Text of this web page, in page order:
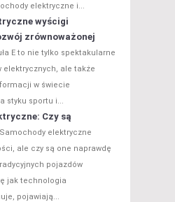
elektryczne i...
wyścigi
zrównoważonej
E to nie tylko spektakularne
elektrycznych, ale także
w świecie
styku sportu i...
Czy są
Samochody elektryczne
ale czy są one naprawdę
pojazdów
jak technologia
pojawiają...